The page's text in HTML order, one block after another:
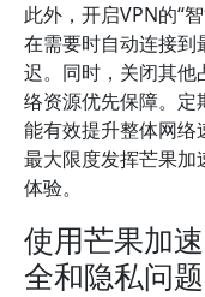
此外，开启VPN的“
在需要时自动连接到
迟。同时，关闭其他
络资源优先保障。定
能有效提升整体网络
最大限度发挥芒果加
体验。
使用芒果加
全和隐私问